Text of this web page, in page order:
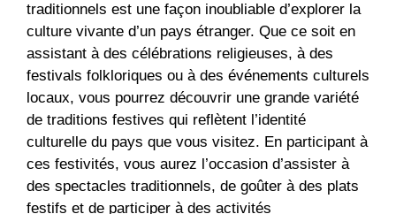
traditionnels est une façon inoubliable d’explorer la
culture vivante d’un pays étranger. Que ce soit en
assistant à des célébrations religieuses, à des
festivals folkloriques ou à des événements culturels
locaux, vous pourrez découvrir une grande variété
de traditions festives qui reflètent l’identité
culturelle du pays que vous visitez. En participant à
ces festivités, vous aurez l’occasion d’assister à
des spectacles traditionnels, de goûter à des plats
festifs et de participer à des activités